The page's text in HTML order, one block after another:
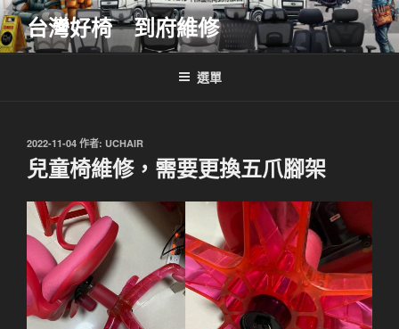
跳
至
主
台灣好椅 到府維修
選單
發
佈
於
2022-11-04 作者: UCHAIR
兒童椅維修，需要更換五爪腳架